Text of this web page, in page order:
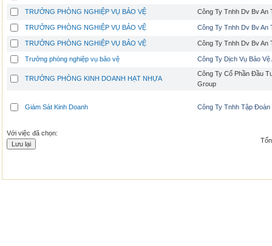
TRƯỞNG PHÒNG NGHIỆP VỤ BẢO VỆ Công Ty Tnhh Dv Bv An
TRƯỞNG PHÒNG NGHIỆP VỤ BẢO VỆ Công Ty Tnhh Dv Bv An
TRƯỞNG PHÒNG NGHIỆP VỤ BẢO VỆ Công Ty Tnhh Dv Bv An
Trưởng phòng nghiệp vụ bảo vệ Công Ty Dịch Vụ Bảo Vệ
TRƯỞNG PHÒNG KINH DOANH HẠT NHỰA
Công Ty Cổ Phần Đầu
Group
Giám Sát Kinh Doanh Công Ty Tnhh Tập
Với việc đã chọn: